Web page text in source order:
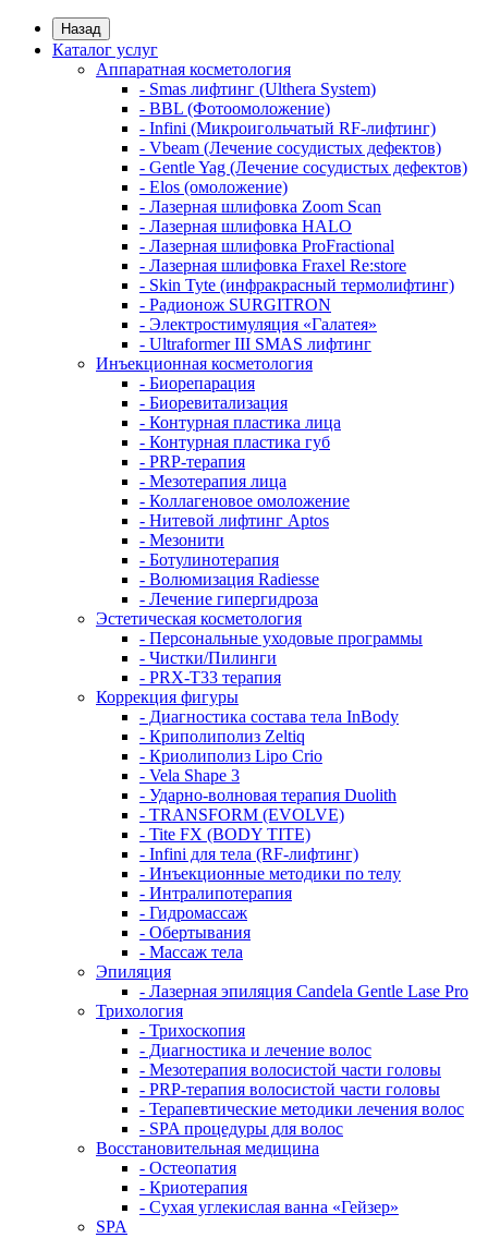
Назад
Каталог услуг
Аппаратная косметология
- Smas лифтинг (Ulthera System)
- BBL (Фотоомоложение)
- Infini (Микроигольчатый RF-лифтинг)
- Vbeam (Лечение сосудистых дефектов)
- Gentle Yag (Лечение сосудистых дефектов)
- Elos (омоложение)
- Лазерная шлифовка Zoom Scan
- Лазерная шлифовка HALO
- Лазерная шлифовка ProFractional
- Лазерная шлифовка Fraxel Re:store
- Skin Tyte (инфракрасный термолифтинг)
- Радионож SURGITRON
- Электростимуляция «Галатея»
- Ultraformer III SMAS лифтинг
Инъекционная косметология
- Биорепарация
- Биоревитализация
- Контурная пластика лица
- Контурная пластика губ
- PRP-терапия
- Мезотерапия лица
- Коллагеновое омоложение
- Нитевой лифтинг Aptos
- Мезонити
- Ботулинотерапия
- Волюмизация Radiesse
- Лечение гипергидроза
Эстетическая косметология
- Персональные уходовые программы
- Чистки/Пилинги
- PRX-T33 терапия
Коррекция фигуры
- Диагностика состава тела InBody
- Криполиполиз Zeltiq
- Криолиполиз Lipo Crio
- Vela Shape 3
- Ударно-волновая терапия Duolith
- TRANSFORM (EVOLVE)
- Tite FX (BODY TITE)
- Infini для тела (RF-лифтинг)
- Инъекционные методики по телу
- Интралипотерапия
- Гидромассаж
- Обертывания
- Массаж тела
Эпиляция
- Лазерная эпиляция Candela Gentle Lase Pro
Трихология
- Трихоскопия
- Диагностика и лечение волос
- Мезотерапия волосистой части головы
- PRP-терапия волосистой части головы
- Терапевтические методики лечения волос
- SPA процедуры для волос
Восстановительная медицина
- Остеопатия
- Криотерапия
- Сухая углекислая ванна «Гейзер»
SPA